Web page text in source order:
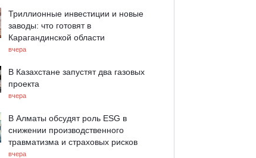
Триллионные инвестиции и новые
заводы: что готовят в
Карагандинской области
вчера
В Казахстане запустят два газовых
проекта
вчера
В Алматы обсудят роль ESG в
снижении производственного
травматизма и страховых рисков
вчера